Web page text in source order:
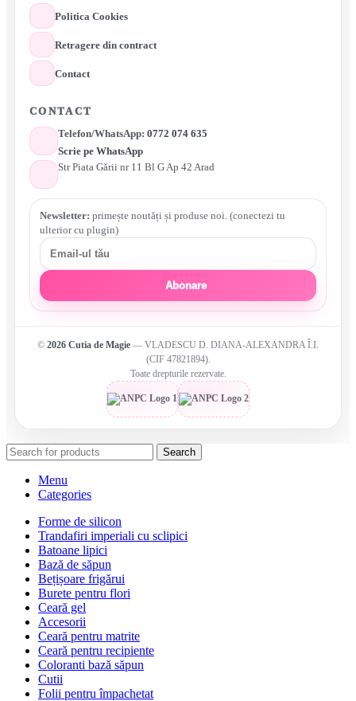
Politica Cookies
Retragere din contract
Contact
CONTACT
Telefon/WhatsApp: 0772 074 635
Scrie pe WhatsApp
Str Piata Gării nr 11 Bl G Ap 42 Arad
Newsletter: primește noutăți și produse noi. (conectezi tu
ulterior cu plugin)
Abonare
© 2026 Cutia de Magie — VLADESCU D. DIANA-ALEXANDRA Î.I.
(CIF 47821894).
Toate drepturile rezervate.
Search
Menu
Categories
Forme de silicon
Trandafiri imperiali cu sclipici
Batoane lipici
Bază de săpun
Bețișoare frigărui
Burete pentru flori
Ceară gel
Accesorii
Ceară pentru matrite
Ceară pentru recipiente
Coloranti bază săpun
Cutii
Folii pentru împachetat